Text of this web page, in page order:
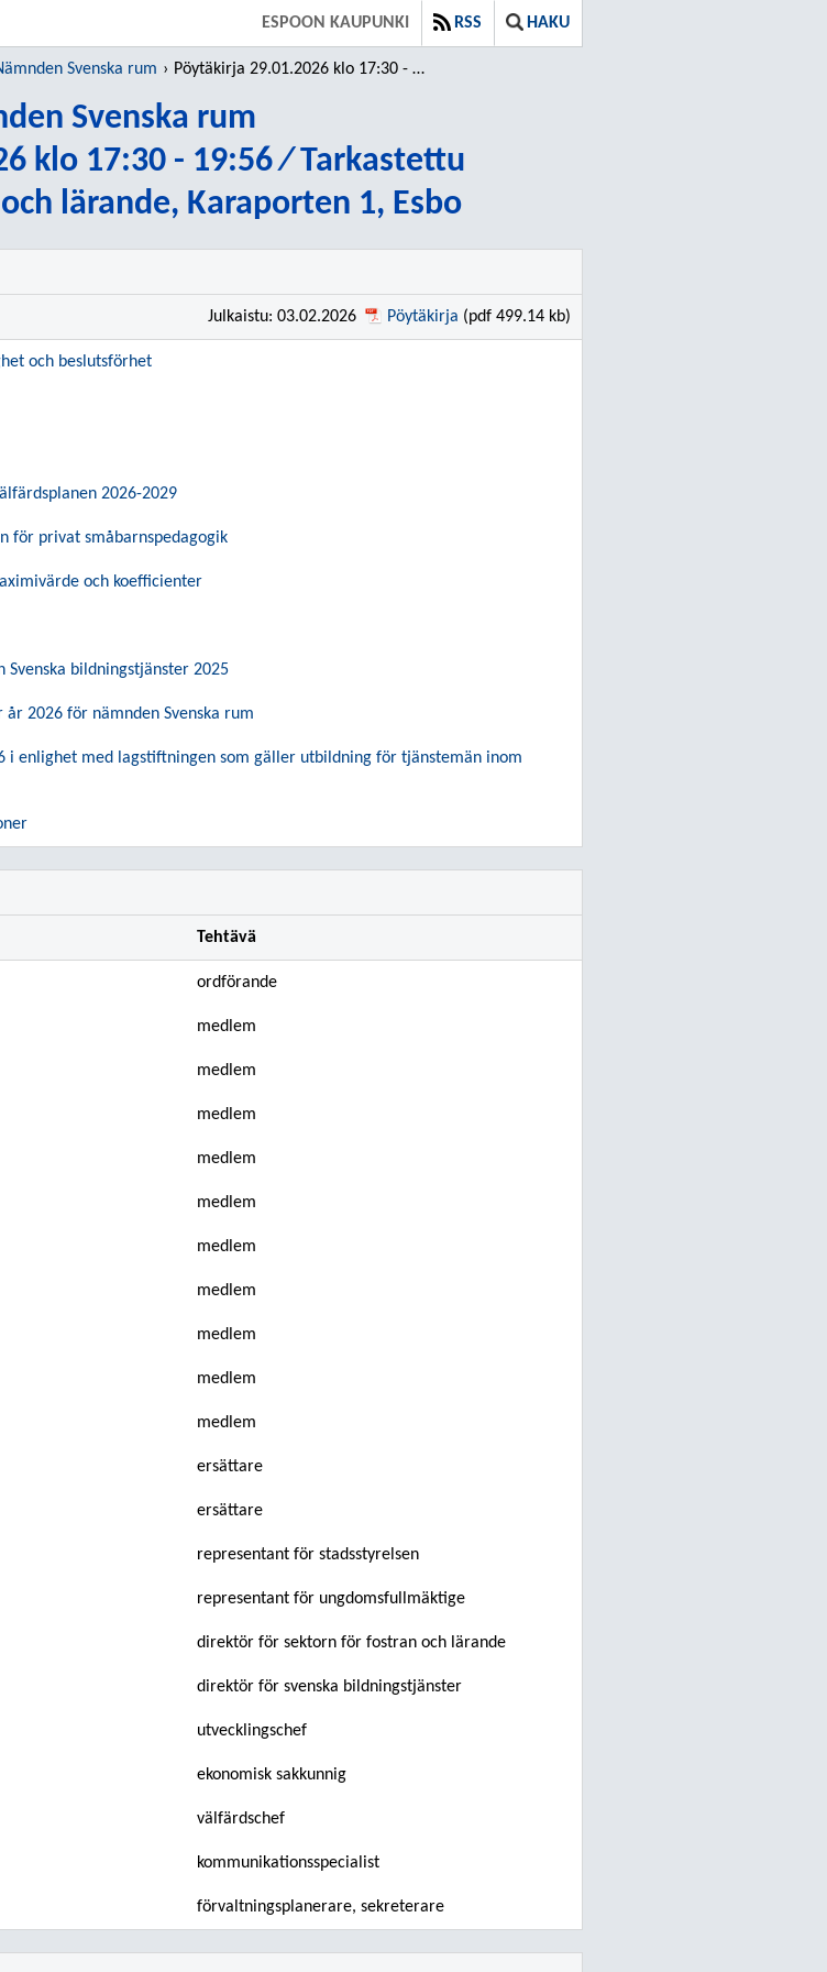
ESPOON KAUPUNKI RSS HAKU
Svenska rum Pöytäkirja 29.01.2026 klo 17:30 - 19:56 ⁄ Tarkastettu
Svenska rum
klo 17:30 - 19:56 ⁄ Tarkastettu
lärande, Karaporten 1, Esbo
Julkaistu: 03.02.2026 Pöytäkirja (pdf 499.14 kb)
och beslutsförhet
2026-2029
för privat småbarnspedagogik
och koefficienter
bildningstjänster 2025
2026 för nämnden Svenska rum
i enlighet med lagstiftningen som gäller utbildning för tjänstemän inom
Tehtävä
ordförande
medlem
medlem
medlem
medlem
medlem
medlem
medlem
medlem
medlem
medlem
ersättare
ersättare
representant för stadsstyrelsen
representant för ungdomsfullmäktige
direktör för sektorn för fostran och lärande
direktör för svenska bildningstjänster
utvecklingschef
ekonomisk sakkunnig
välfärdschef
kommunikationsspecialist
förvaltningsplanerare, sekreterare